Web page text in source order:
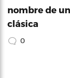
nombre de
clásica
0